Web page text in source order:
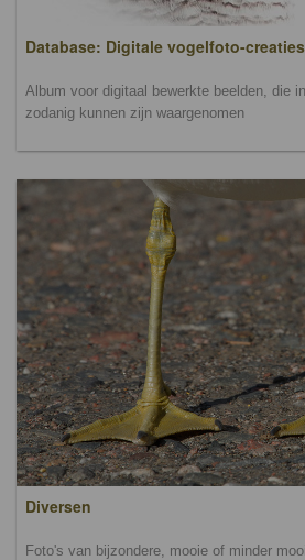
Database: Digitale vogelfoto-creaties
Album voor digitaal bewerkte beelden, die
zodanig kunnen zijn waargenomen
Diversen
Foto's van bijzondere, mooie of minder